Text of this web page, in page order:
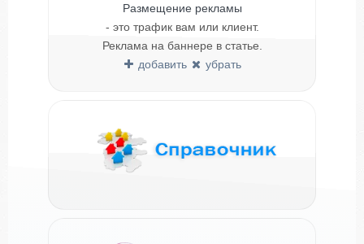
Размещение рекламы
- это трафик вам или клиент.
Реклама на баннере в статье.
добавить
убрать